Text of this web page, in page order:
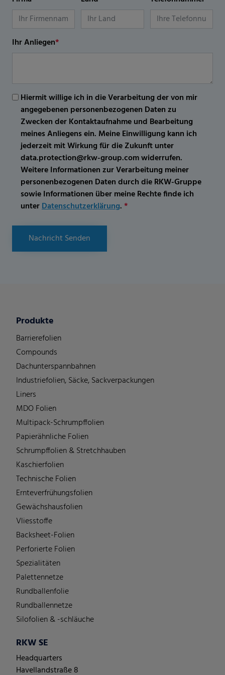
Ihr Anliegen*
Hiermit willige ich in die Verarbeitung der von mir
angegebenen personenbezogenen Daten zu
Zwecken der Kontaktaufnahme und Bearbeitung
meines Anliegens ein. Meine Einwilligung kann ich
jederzeit mit Wirkung für die Zukunft unter
data.protection@rkw-group.com widerrufen.
Weitere Informationen zur Verarbeitung meiner
personenbezogenen Daten durch die RKW-Gruppe
sowie Informationen über meine Rechte finde ich
unterDatenschutzerklärung.*
Nachricht Senden
Produkte
Barrierefolien
Compounds
Dachunterspannbahnen
Industriefolien, Säcke, Sackverpackungen
Liners
MDO Folien
Multipack-Schrumpffolien
Papierähnliche Folien
Schrumpffolien & Stretchhauben
Kaschierfolien
Technische Folien
Ernteverfrühungsfolien
Gewächshausfolien
Vliesstoffe
Backsheet-Folien
Perforierte Folien
Spezialitäten
Palettennetze
Rundballenfolie
Rundballennetze
Silofolien & -schläuche
RKW SE
Headquarters
Havellandstraße 8